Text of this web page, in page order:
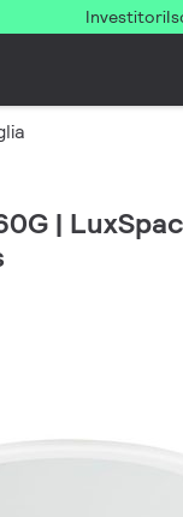
Investitori
|